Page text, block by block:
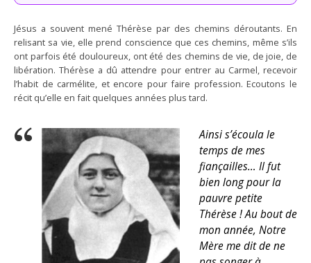
Jésus a souvent mené Thérèse par des chemins déroutants. En
relisant sa vie, elle prend conscience que ces chemins, même s’ils
ont parfois été douloureux, ont été des chemins de vie, de joie, de
libération. Thérèse a dû attendre pour entrer au Carmel, recevoir
l’habit de carmélite, et encore pour faire profession. Ecoutons le
récit qu’elle en fait quelques années plus tard.
Ainsi s’écoula le
temps de mes
fiançailles… Il fut
bien long pour la
pauvre petite
Thérèse ! Au bout de
mon année, Notre
Mère me dit de ne